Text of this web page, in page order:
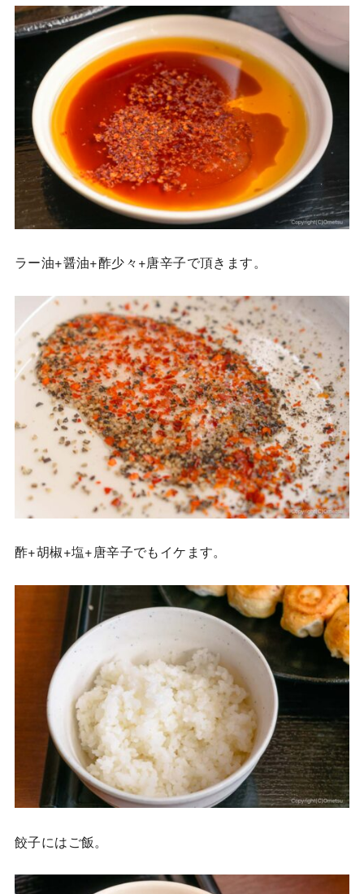
ラー油+醤油+酢少々+唐辛子で頂きます。
酢+胡椒+塩+唐辛子でもイケます。
餃子にはご飯。